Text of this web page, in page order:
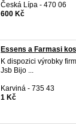
Česká Lípa - 470 06
600 Kč
Essens a Farmasi
K dispozici výrobky
Jsb Bijo ...
Karviná - 735 43
1 Kč